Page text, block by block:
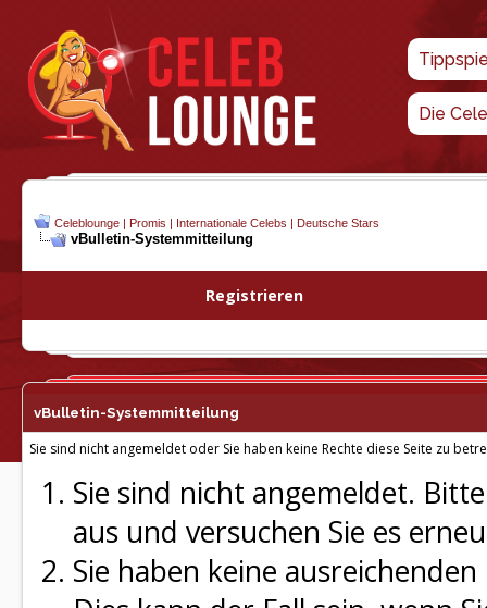
Die
Celeblounge | Promis | Internationale Celebs | Deutsche Stars
vBulletin-Systemmitteilung
Registrieren
vBulletin-Systemmitteilung
Sie sind nicht angemeldet oder Sie haben keine Rechte diese Seite zu
Sie sind nicht angemeldet.
aus und versuchen Sie es
Sie haben keine